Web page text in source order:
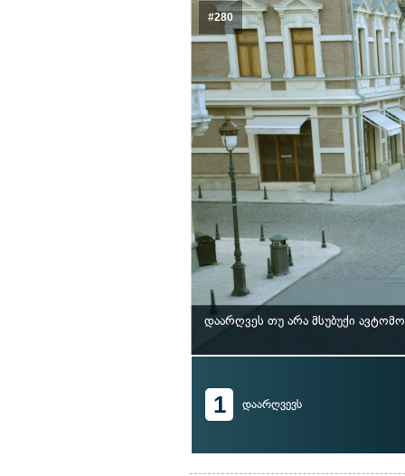
#280
დაარღვეს თუ არა მსუბუქი
1 დაარღვევს